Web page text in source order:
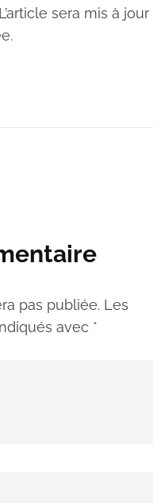
sera mis à jour
pas publiée. Les
avec *